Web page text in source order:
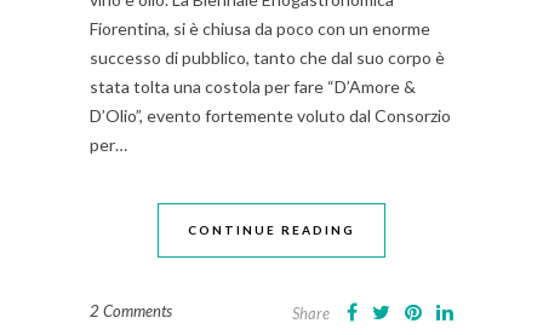
Fiorentina, si è chiusa da poco con un enorme
successo di pubblico, tanto che dal suo corpo è
stata tolta una costola per fare “D’Amore &
D’Olio”, evento fortemente voluto dal Consorzio
per…
CONTINUE READING
2 Comments Share